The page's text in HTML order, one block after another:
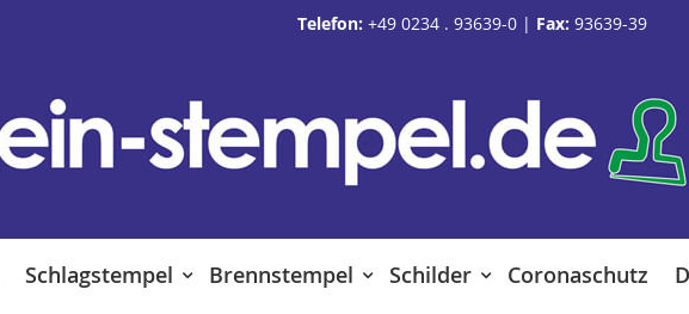
Telefon: +49 0234 . 93639-0| Fax: 93639-39
Schlagstempel Brennstempel Schilder Coronaschutz